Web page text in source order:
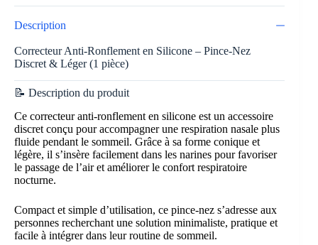
Description
Correcteur Anti-Ronflement en Silicone – Pince-Nez
Discret & Léger (1 pièce)
📝 Description du produit
Ce correcteur anti-ronflement en silicone est un accessoire
discret conçu pour accompagner une respiration nasale plus
fluide pendant le sommeil. Grâce à sa forme conique et
légère, il s’insère facilement dans les narines pour favoriser
le passage de l’air et améliorer le confort respiratoire
nocturne.
Compact et simple d’utilisation, ce pince-nez s’adresse aux
personnes recherchant une solution minimaliste, pratique et
facile à intégrer dans leur routine de sommeil.